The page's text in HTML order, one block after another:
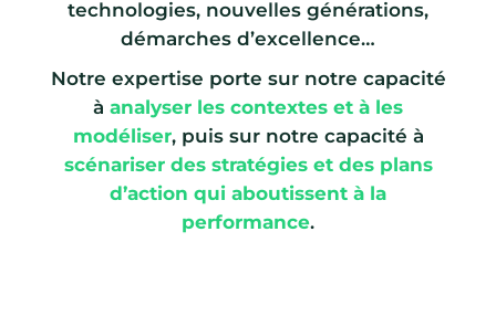
technologies, nouvelles générations,
démarches d’excellence…
Notre expertise porte sur notre capacité
à analyser les contextes et à les
modéliser, puis sur notre capacité à
scénariser des stratégies et des plans
d’action qui aboutissent à la
performance.